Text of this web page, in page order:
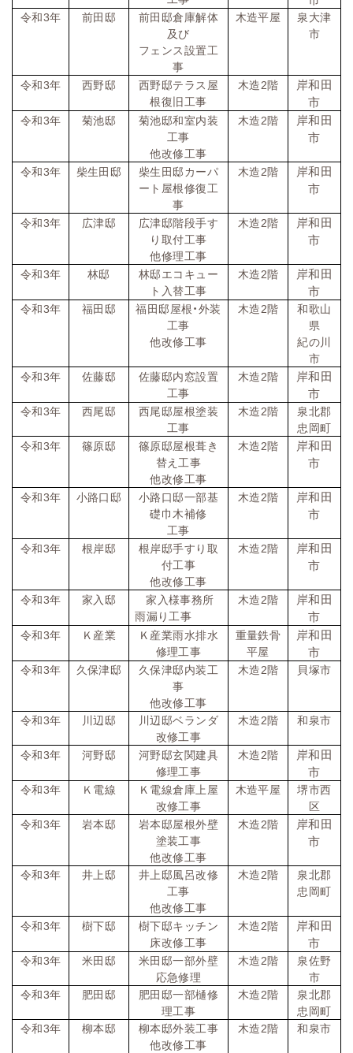
令和3年 前田邸
前田邸倉庫解体
及び
フェンス設置工
事
木造平屋
泉大津
市
令和3年 西野邸
西野邸テラス屋
根復旧工事
木造2階
岸和田
市
令和3年 菊池邸
菊池邸和室内装
工事
他改修工事
木造2階
岸和田
市
令和3年 柴生田邸
柴生田邸カーパ
ート屋根修復工
事
木造2階
岸和田
市
令和3年 広津邸
広津邸階段手す
り取付工事
他修理工事
木造2階
岸和田
市
令和3年 林邸
林邸エコキュー
ト入替工事
木造2階
岸和田
市
令和3年 福田邸
福田邸屋根・外装
工事
他改修工事
木造2階
和歌山
県
紀の川
市
令和3年 佐藤邸
佐藤邸内窓設置
工事
木造2階
岸和田
市
令和3年 西尾邸
西尾邸屋根塗装
工事
木造2階
泉北郡
忠岡町
令和3年 篠原邸
篠原邸屋根葺き
替え工事
他改修工事
木造2階
岸和田
市
令和3年 小路口邸
小路口邸一部基
礎巾木補修
工事
木造2階
岸和田
市
令和3年 根岸邸
根岸邸手すり取
付工事
他改修工事
木造2階
岸和田
市
令和3年 家入邸
家入様事務所
雨漏り工事
木造2階
岸和田
市
令和3年 Ｋ産業
Ｋ産業雨水排水
修理工事
重量鉄骨
平屋
岸和田
市
令和3年 久保津邸
久保津邸内装工
事
他改修工事
木造2階 貝塚市
令和3年 川辺邸
川辺邸ベランダ
改修工事
木造2階 和泉市
令和3年 河野邸
河野邸玄関建具
修理工事
木造2階
岸和田
市
令和3年 Ｋ電線
Ｋ電線倉庫上屋
改修工事
木造平屋
堺市西
区
令和3年 岩本邸
岩本邸屋根外壁
塗装工事
他改修工事
木造2階
岸和田
市
令和3年 井上邸
井上邸風呂改修
工事
他改修工事
木造2階
泉北郡
忠岡町
令和3年 樹下邸
樹下邸キッチン
床改修工事
木造2階
岸和田
市
令和3年 米田邸
米田邸一部外壁
応急修理
木造2階
泉佐野
市
令和3年 肥田邸
肥田邸一部樋修
理工事
木造2階
泉北郡
忠岡町
令和3年 柳本邸
柳本邸外装工事
他改修工事
木造2階 和泉市